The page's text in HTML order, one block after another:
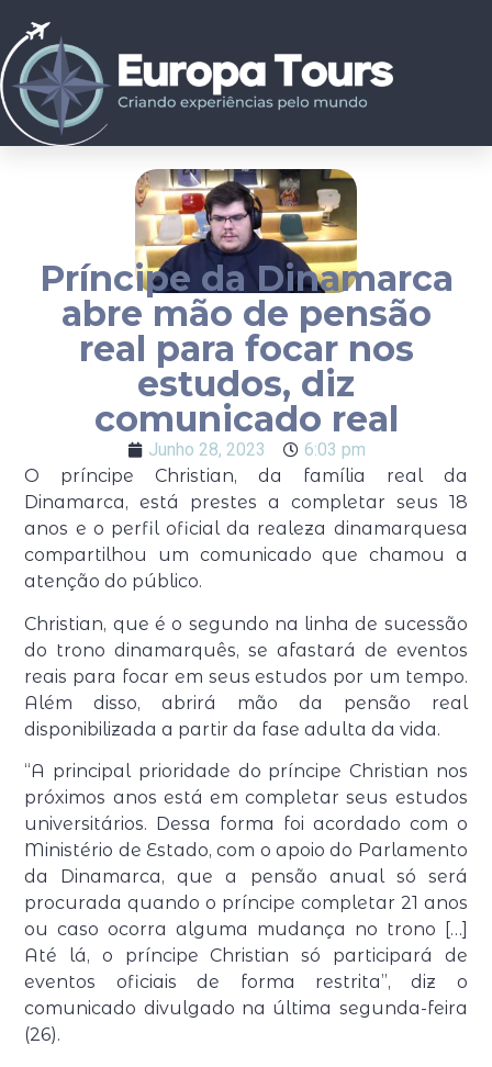
Príncipe da Dinamarca
abre mão de pensão
real para focar nos
estudos, diz
comunicado real
Junho 28, 2023
6:03 pm
O príncipe Christian, da família real da
Dinamarca, está prestes a completar seus 18
anos e o perfil oficial da realeza dinamarquesa
compartilhou um comunicado que chamou a
atenção do público.
Christian, que é o segundo na linha de sucessão
do trono dinamarquês, se afastará de eventos
reais para focar em seus estudos por um tempo.
Além disso, abrirá mão da pensão real
disponibilizada a partir da fase adulta da vida.
“A principal prioridade do príncipe Christian nos
próximos anos está em completar seus estudos
universitários. Dessa forma foi acordado com o
Ministério de Estado, com o apoio do Parlamento
da Dinamarca, que a pensão anual só será
procurada quando o príncipe completar 21 anos
ou caso ocorra alguma mudança no trono […]
Até lá, o príncipe Christian só participará de
eventos oficiais de forma restrita”, diz o
comunicado divulgado na última segunda-feira
(26).